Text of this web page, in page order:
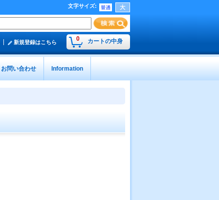
文字サイズ:
0 カートの中身
新規登録はこちら
お問い合わせ Information